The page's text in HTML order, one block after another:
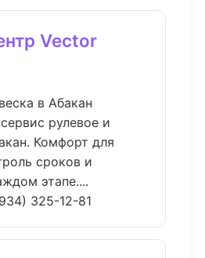
Vector
в Абакан
рулевое и
Комфорт для
сроков и
этапе....
325-12-81